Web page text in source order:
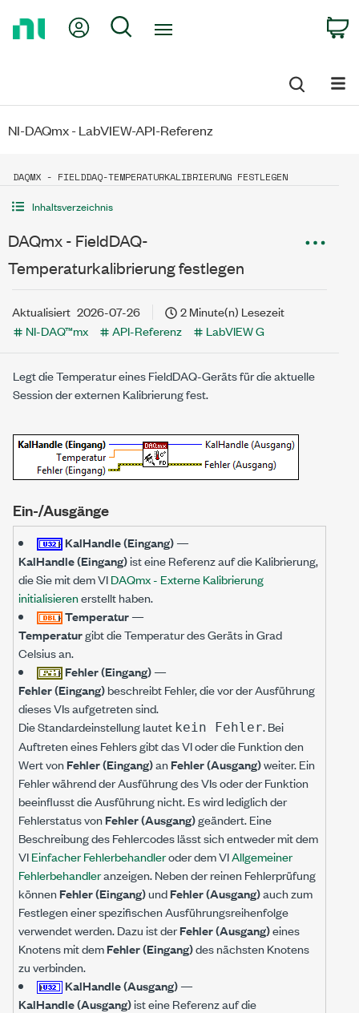
My Account
Search
NI-DAQmx - LabVIEW-API-Referenz
DAQMX - FIELDDAQ-TEMPERATURKALIBRIERUNG FESTLEGEN
Inhaltsverzeichnis
DAQmx - FieldDAQ-
Temperaturkalibrierung festlegen
Aktualisiert 2026-07-26
2 Minute(n) Lesezeit
NI-DAQ™mx
API-Referenz LabVIEW G
Legt die Temperatur eines FieldDAQ-Geräts für die aktuelle
Session der externen Kalibrierung fest.
Ein-/Ausgänge
KalHandle (Eingang)—
KalHandle (Eingang)ist eine Referenz auf die Kalibrierung,
die Sie mit dem VIDAQmx - Externe Kalibrierung
initialisierenerstellt haben.
Temperatur—
Temperaturgibt die Temperatur des Geräts in Grad
Celsius an.
Fehler (Eingang)—
Fehler (Eingang)beschreibt Fehler, die vor der Ausführung
dieses VIs aufgetreten sind.
Die Standardeinstellung lautet kein Fehler. Bei
Auftreten eines Fehlers gibt das VI oder die Funktion den
Wert vonFehler (Eingang)anFehler (Ausgang)weiter. Ein
Fehler während der Ausführung des VIs oder der Funktion
beeinflusst die Ausführung nicht. Es wird lediglich der
Fehlerstatus vonFehler (Ausgang)geändert. Eine
Beschreibung des Fehlercodes lässt sich entweder mit dem
VIEinfacher Fehlerbehandleroder dem VIAllgemeiner
Fehlerbehandleranzeigen. Neben der reinen Fehlerprüfung
könnenFehler (Eingang)undFehler (Ausgang)auch zum
Festlegen einer spezifischen Ausführungsreihenfolge
verwendet werden. Dazu ist derFehler (Ausgang)eines
Knotens mit demFehler (Eingang)des nächsten Knotens
zu verbinden.
KalHandle (Ausgang)—
KalHandle (Ausgang)ist eine Referenz auf die